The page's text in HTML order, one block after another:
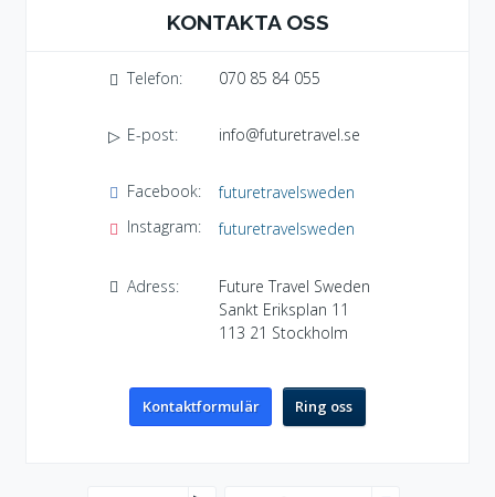
KONTAKTA OSS
Telefon: 070 85 84 055
E-post: info@futuretravel.se
Facebook:
futuretravelsweden
Instagram:
futuretravelsweden
Adress:
Future Travel Sweden
Sankt Eriksplan 11
113 21 Stockholm
Kontaktformulär Ring oss